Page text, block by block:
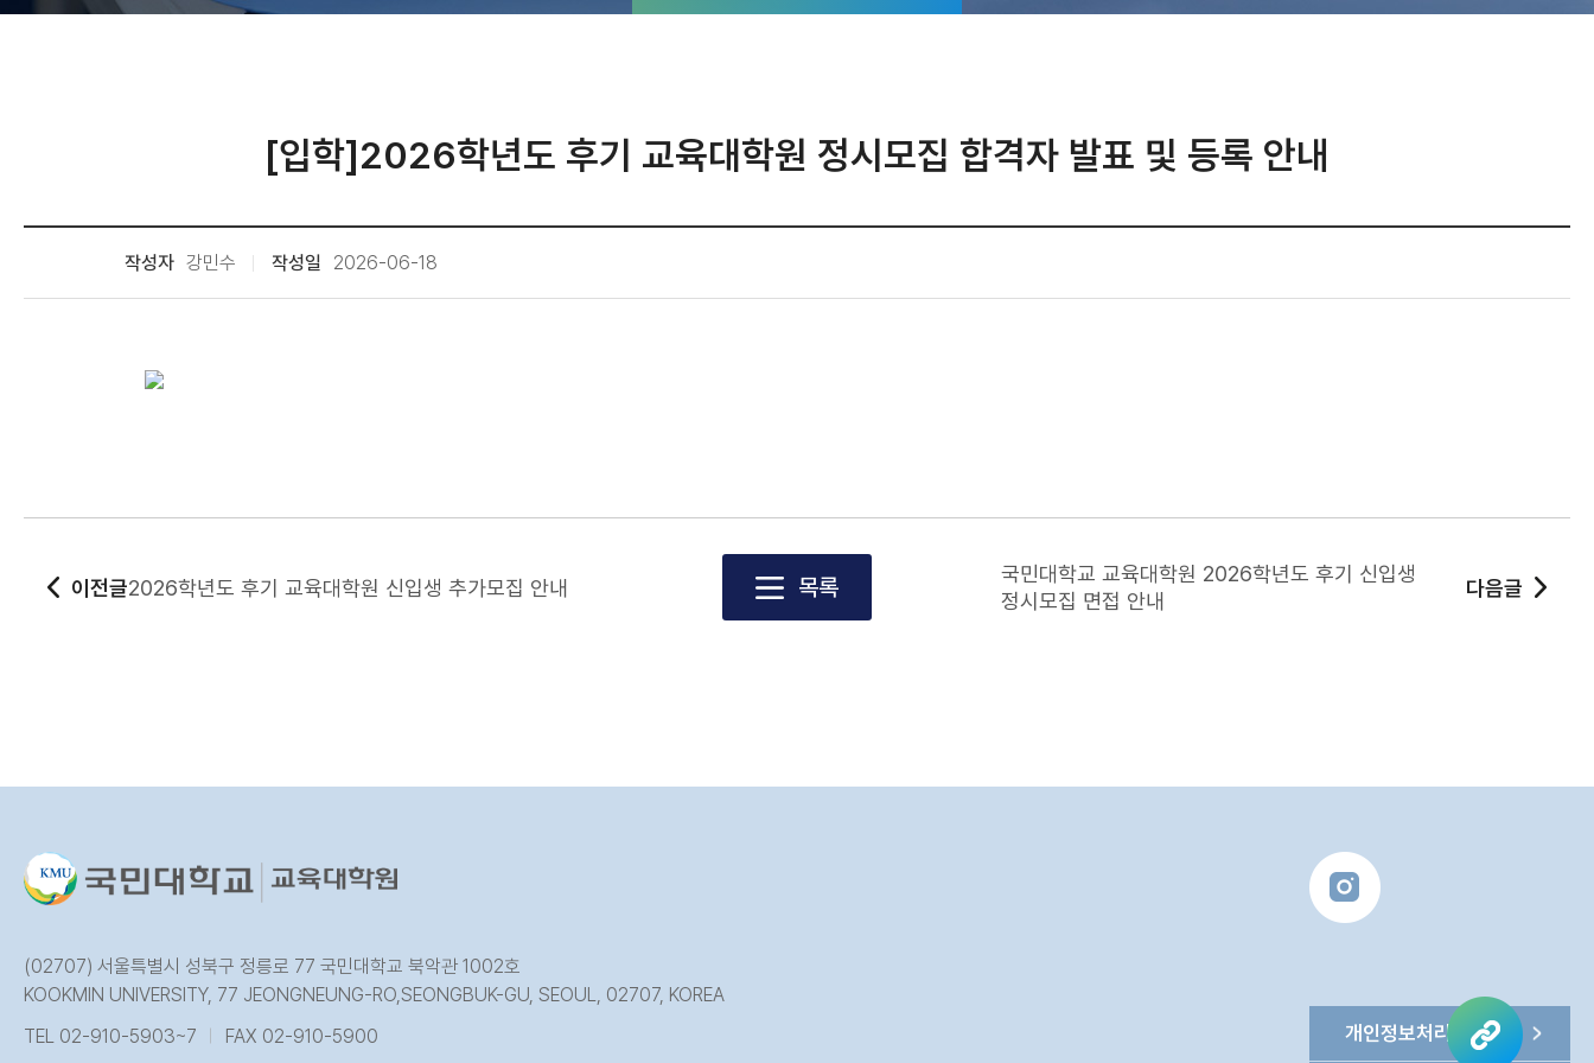
[입학]2026학년도 후기 교육대학원 정시모집 합격자 발표 및 등록 안내
작성자 강민수 작성일 2026-06-18
이전글2026학년도 후기 교육대학원 신입생 추가모집 안내 목록
국민대학교 교육대학원 2026학년도 후기 신입생
정시모집 면접 안내
다음글
(02707) 서울특별시 성북구 정릉로 77 국민대학교 북악관 1002호
KOOKMIN UNIVERSITY, 77 JEONGNEUNG-RO,SEONGBUK-GU, SEOUL, 02707, KOREA
TEL 02-910-5903~7
FAX 02-910-5900 개인정보처리방침